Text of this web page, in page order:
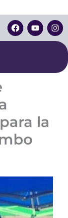
F
a
c
o
Y
o
u
e
I
n
s
r
la